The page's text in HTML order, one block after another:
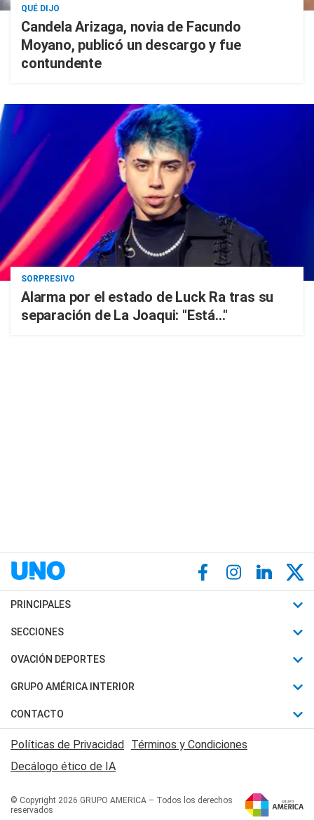
QUÉ DIJO
Candela Arizaga, novia de Facundo
Moyano, publicó un descargo y fue
contundente
SORPRESIVO
Alarma por el estado de Luck Ra tras su
separación de La Joaqui: "Está..."
PRINCIPALES
Últimas Noticias
Política
Judiciales
Economia
SECCIONES
Horóscopo
Motores
Trucos caseros
Series y Películas
Edictos y Solicitadas
OVACIÓN DEPORTES
Fútbol
Mundial
Automovilismo
Rugby
Básquet
GRUPO AMÉRICA INTERIOR
Canal 7 en Vivo
San Juan 8
CONTACTO
Acerca de Nosotros
Contactanos
Políticas de Privacidad Términos y Condiciones
Decálogo ético de IA
© Copyright 2026 GRUPO AMERICA – Todos los derechos
reservados